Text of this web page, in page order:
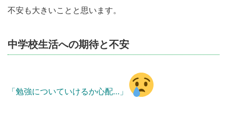
不安も大きいことと思います。
中学校生活への期待と不安
「勉強についていけるか心配…」